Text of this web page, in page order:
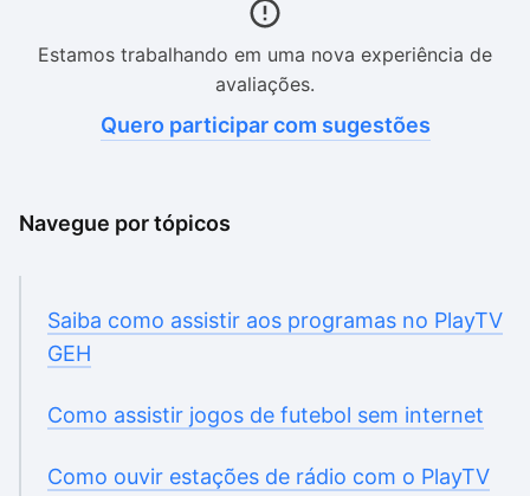
Estamos trabalhando em uma nova experiência de
avaliações.
Quero participar com sugestões
Navegue por tópicos
Saiba como assistir aos programas no PlayTV
GEH
Como assistir jogos de futebol sem internet
Como ouvir estações de rádio com o PlayTV